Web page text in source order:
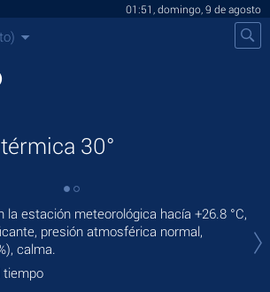
01:51, domingo, 9 de agosto
30°
la estación meteorológica hacía +26.8 °C,
presión atmosférica normal,
calma.
tiempo